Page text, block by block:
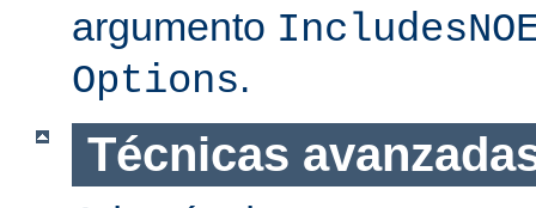
argumento
Options.
Técnicas